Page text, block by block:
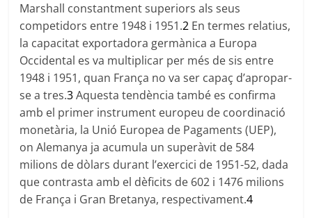
Marshall constantment superiors als seus
competidors entre 1948 i 1951.2 En termes relatius,
la capacitat exportadora germànica a Europa
Occidental es va multiplicar per més de sis entre
1948 i 1951, quan França no va ser capaç d’apropar-
se a tres.3Aquesta tendència també es confirma
amb el primer instrument europeu de coordinació
monetària, la Unió Europea de Pagaments (UEP),
on Alemanya ja acumula un superàvit de 584
milions de dòlars durant l’exercici de 1951-52, dada
que contrasta amb el dèficits de 602 i 1476 milions
de França i Gran Bretanya, respectivament.4